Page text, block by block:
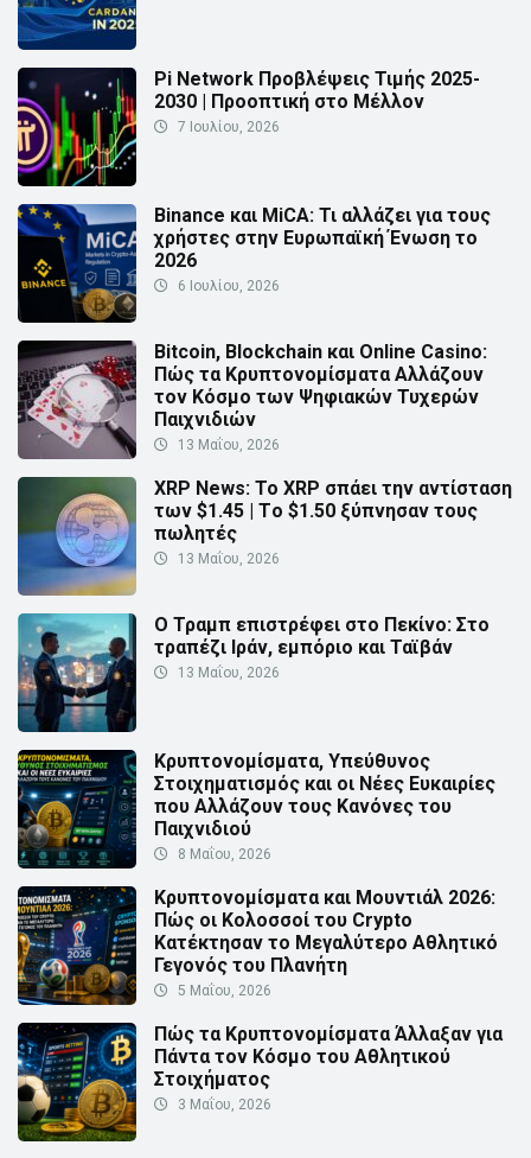
Pi Network Προβλέψεις Τιμής 2025-
2030 | Προοπτική στο Μέλλον
7 Ιουλίου, 2026
Binance και MiCA: Τι αλλάζει για τους
χρήστες στην Ευρωπαϊκή Ένωση το
2026
6 Ιουλίου, 2026
Bitcoin, Blockchain και Online Casino:
Πώς τα Κρυπτονομίσματα Αλλάζουν
τον Κόσμο των Ψηφιακών Τυχερών
Παιχνιδιών
13 Μαΐου, 2026
XRP News: Το XRP σπάει την αντίσταση
των $1.45 | Τo $1.50 ξύπνησαν τους
πωλητές
13 Μαΐου, 2026
Ο Τραμπ επιστρέφει στο Πεκίνο: Στο
τραπέζι Ιράν, εμπόριο και Ταϊβάν
13 Μαΐου, 2026
Κρυπτονομίσματα, Υπεύθυνος
Στοιχηματισμός και οι Νέες Ευκαιρίες
που Αλλάζουν τους Κανόνες του
Παιχνιδιού
8 Μαΐου, 2026
Κρυπτονομίσματα και Μουντιάλ 2026:
Πώς οι Κολοσσοί του Crypto
Κατέκτησαν το Μεγαλύτερο Αθλητικό
Γεγονός του Πλανήτη
5 Μαΐου, 2026
Πώς τα Κρυπτονομίσματα Άλλαξαν για
Πάντα τον Κόσμο του Αθλητικού
Στοιχήματος
3 Μαΐου, 2026